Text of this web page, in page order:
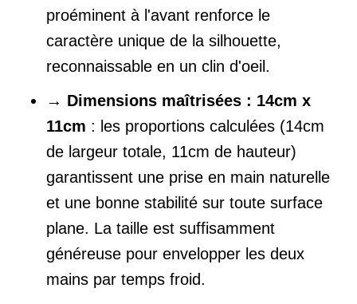
proéminent à l'avant renforce le
caractère unique de la silhouette,
reconnaissable en un clin d'oeil.
→ Dimensions maîtrisées : 14cm x
11cm : les proportions calculées (14cm
de largeur totale, 11cm de hauteur)
garantissent une prise en main naturelle
et une bonne stabilité sur toute surface
plane. La taille est suffisamment
généreuse pour envelopper les deux
mains par temps froid.